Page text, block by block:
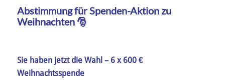
Abstimmung für Spenden-Aktion zu
Weihnachten 🎅
Sie haben jetzt die Wahl – 6 x 600 €
Weihnachtsspende